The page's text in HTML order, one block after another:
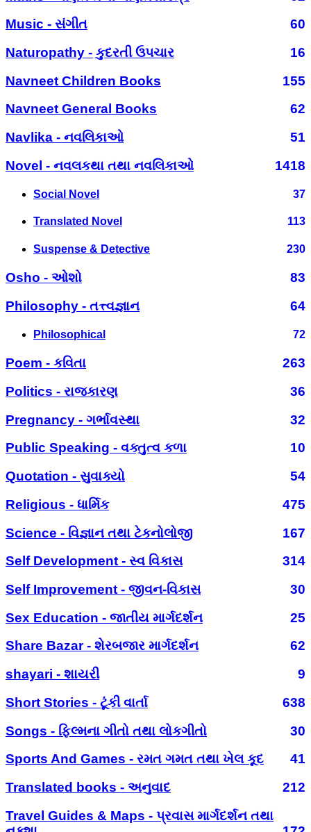
Music - સંગીત
60
Naturopathy - કુદરતી ઉપચાર
16
Navneet Children Books
155
Navneet General Books
62
Navlika - નવલિકાઓ
51
Novel - નવલકથા તથા નવલિકાઓ
1418
Social Novel 37
Translated Novel 113
Suspense & Detective 230
Osho - ઓશો
83
Philosophy - તત્ત્વજ્ઞાન
64
Philosophical 72
Poem - કવિતા
263
Politics - રાજકારણ
36
Pregnancy - ગર્ભાવસ્થા
32
Public Speaking - વક્તુત્વ કળા
10
Quotation - સુવાક્યો
54
Religious - ધાર્મિક
475
Science - વિજ્ઞાન તથા ટેકનોલોજી
167
Self Development - સ્વ વિકાસ
314
Self Improvement - જીવન-વિકાસ
30
Sex Education - જાતીય માર્ગદર્શન
25
Share Bazar - શેરબજાર માર્ગદર્શન
62
shayari - શાયરી
9
Short Stories - ટૂંકી વાર્તા
638
Songs - ફિલ્મના ગીતો તથા લોકગીતો
30
Sports And Games - રમત ગમત તથા ખેલ કૂદ
41
Translated books - અનુવાદ
212
Travel Guides & Maps - પ્રવાસ માર્ગદર્શન તથા